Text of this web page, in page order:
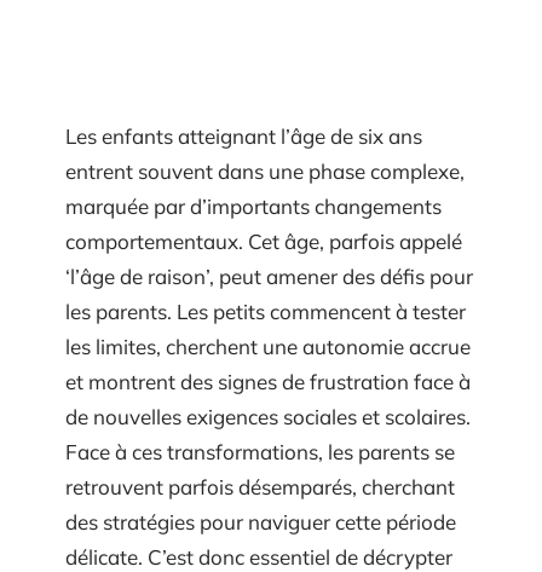
Les enfants atteignant l’âge de six ans
entrent souvent dans une phase complexe,
marquée par d’importants changements
comportementaux. Cet âge, parfois appelé
‘l’âge de raison’, peut amener des défis pour
les parents. Les petits commencent à tester
les limites, cherchent une autonomie accrue
et montrent des signes de frustration face à
de nouvelles exigences sociales et scolaires.
Face à ces transformations, les parents se
retrouvent parfois désemparés, cherchant
des stratégies pour naviguer cette période
délicate. C’est donc essentiel de décrypter